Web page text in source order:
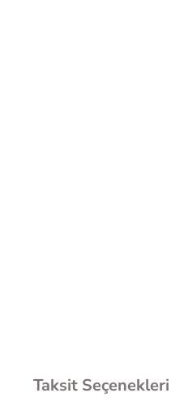
Taksit Seçenekleri